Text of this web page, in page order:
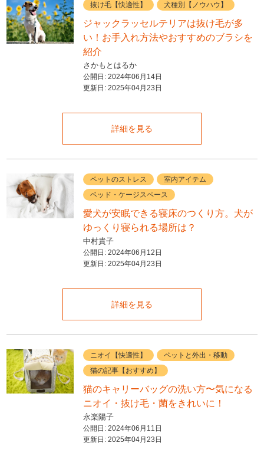
抜け毛【快適性】 犬種別【ノウハウ】
ジャックラッセルテリアは抜け毛が多
い！お手入れ方法やおすすめのブラシを
紹介
さかもとはるか
公開日: 2024年06月14日
更新日: 2025年04月23日
詳細を見る
ペットのストレス
室内アイテム
ベッド・ケージスペース
愛犬が安眠できる寝床のつくり方。犬が
ゆっくり寝られる場所は？
中村貴子
公開日: 2024年06月12日
更新日: 2025年04月23日
詳細を見る
ニオイ【快適性】
ペットと外出・移動
猫の記事【おすすめ】
猫のキャリーバッグの洗い方〜気になる
ニオイ・抜け毛・菌をきれいに！
永楽陽子
公開日: 2024年06月11日
更新日: 2025年04月23日